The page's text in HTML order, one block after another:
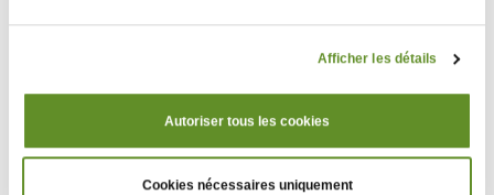
Afficher les détails
Autoriser tous les cookies
Cookies nécessaires uniquement
Il existe 2 méthodes pour enlever la molécule
de caféine.
- Procédé industriel :
Le café est plongé dans un solvant qui enlève